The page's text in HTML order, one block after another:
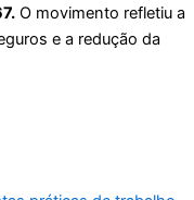
O movimento refletiu a
e a redução da